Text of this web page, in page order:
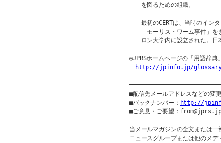
を図るための組織。
最初のCERTは、当時のインタ
「モーリス・ワーム事件」を
ロン大学内に設立された。日
◎JPRSホームページの「用語辞典
http://jpinfo.jp/
■配信先メールアドレスなどの変
■バックナンバー： http://
■ご意見・ご要望：from@jprs.jp
当メールマガジンの全文または
ニュースグループまたは他のメ